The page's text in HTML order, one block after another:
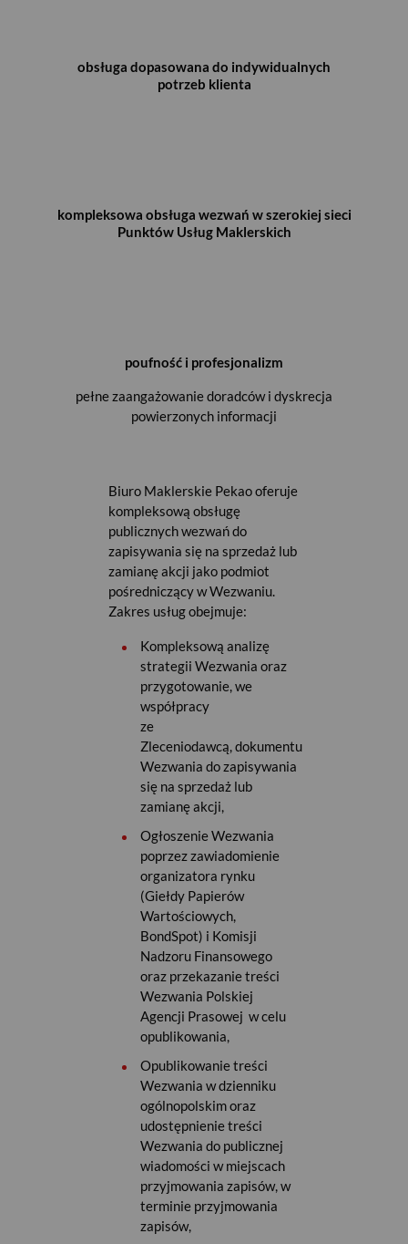
obsługa dopasowana do indywidualnych
potrzeb klienta
kompleksowa obsługa wezwań w szerokiej sieci
Punktów Usług Maklerskich
poufność i profesjonalizm
pełne zaangażowanie doradców i dyskrecja
powierzonych informacji
Biuro Maklerskie Pekao oferuje
kompleksową obsługę
publicznych wezwań do
zapisywania się na sprzedaż lub
zamianę akcji jako podmiot
pośredniczący w Wezwaniu.
Zakres usług obejmuje:
Kompleksową analizę
strategii Wezwania oraz
przygotowanie, we
współpracy
ze
Zleceniodawcą, dokumentu
Wezwania do zapisywania
się na sprzedaż lub
zamianę akcji,
Ogłoszenie Wezwania
poprzez zawiadomienie
organizatora rynku
(Giełdy Papierów
Wartościowych,
BondSpot) i Komisji
Nadzoru Finansowego
oraz przekazanie treści
Wezwania Polskiej
Agencji Prasowej w celu
opublikowania,
Opublikowanie treści
Wezwania w dzienniku
ogólnopolskim oraz
udostępnienie treści
Wezwania do publicznej
wiadomości w miejscach
przyjmowania zapisów, w
terminie przyjmowania
zapisów,